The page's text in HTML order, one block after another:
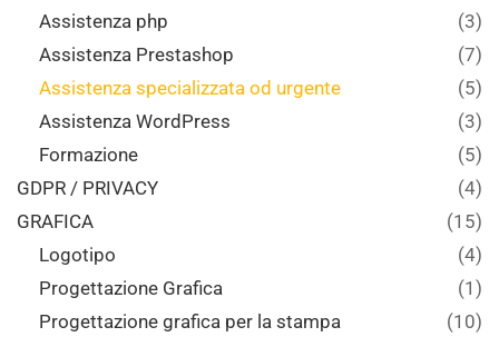
Assistenza php
(3)
Assistenza Prestashop
(7)
Assistenza specializzata od urgente
(5)
Assistenza WordPress
(3)
Formazione
(5)
GDPR / PRIVACY
(4)
GRAFICA
(15)
Logotipo
(4)
Progettazione Grafica
(1)
Progettazione grafica per la stampa
(10)